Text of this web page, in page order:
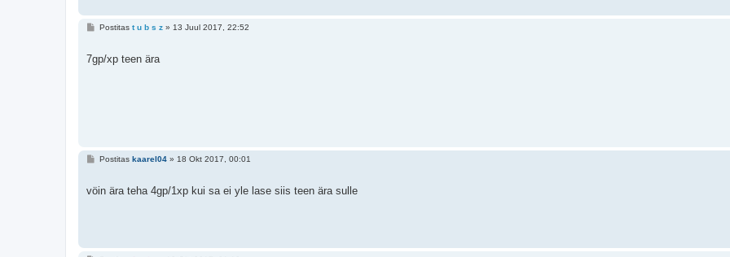
P
t
i
Postitas t u b s z» 13 Juul 2017, 22:52
7gp/xp teen ära
P
t
i
Postitas kaarel04» 18 Okt 2017, 00:01
vöin ära teha 4gp/1xp kui sa ei yle lase siis teen ära sulle